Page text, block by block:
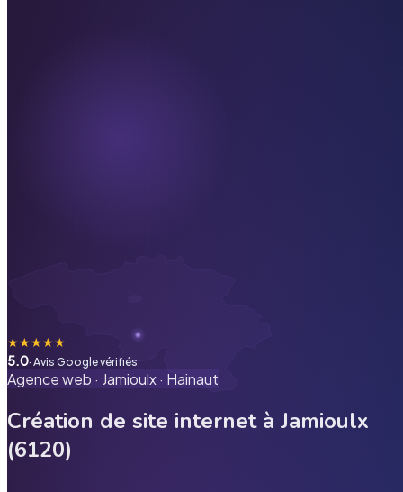
★★★★★
5.0· Avis Google vérifiés
Agence web · Jamioulx· Hainaut
Création de site internet à Jamioulx
(6120)